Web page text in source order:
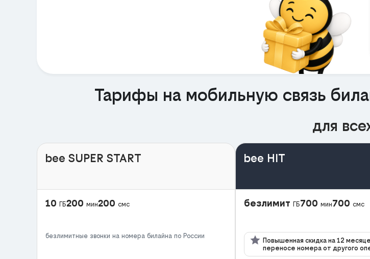
Тарифы на мобильную связь
для
bee SUPER START
10 ГБ200 мин200 смс
безлимитные звонки на номера билайна по России
bee HIT
безлимит ГБ700 мин700 смс
Повышенная скидка на 12
переносе номера от другого